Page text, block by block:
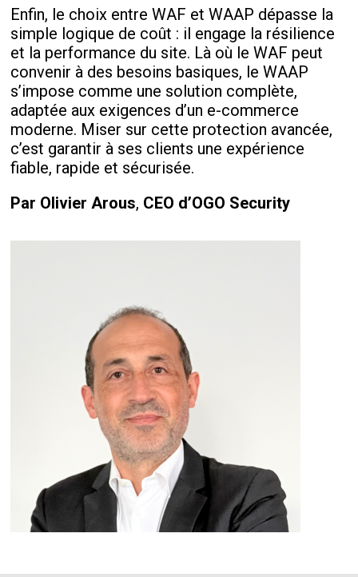
Enfin, le choix entre WAF et WAAP dépasse la
simple logique de coût : il engage la résilience
et la performance du site. Là où le WAF peut
convenir à des besoins basiques, le WAAP
s’impose comme une solution complète,
adaptée aux exigences d’un e-commerce
moderne. Miser sur cette protection avancée,
c’est garantir à ses clients une expérience
fiable, rapide et sécurisée.
Par Olivier Arous, CEO d’OGO Security